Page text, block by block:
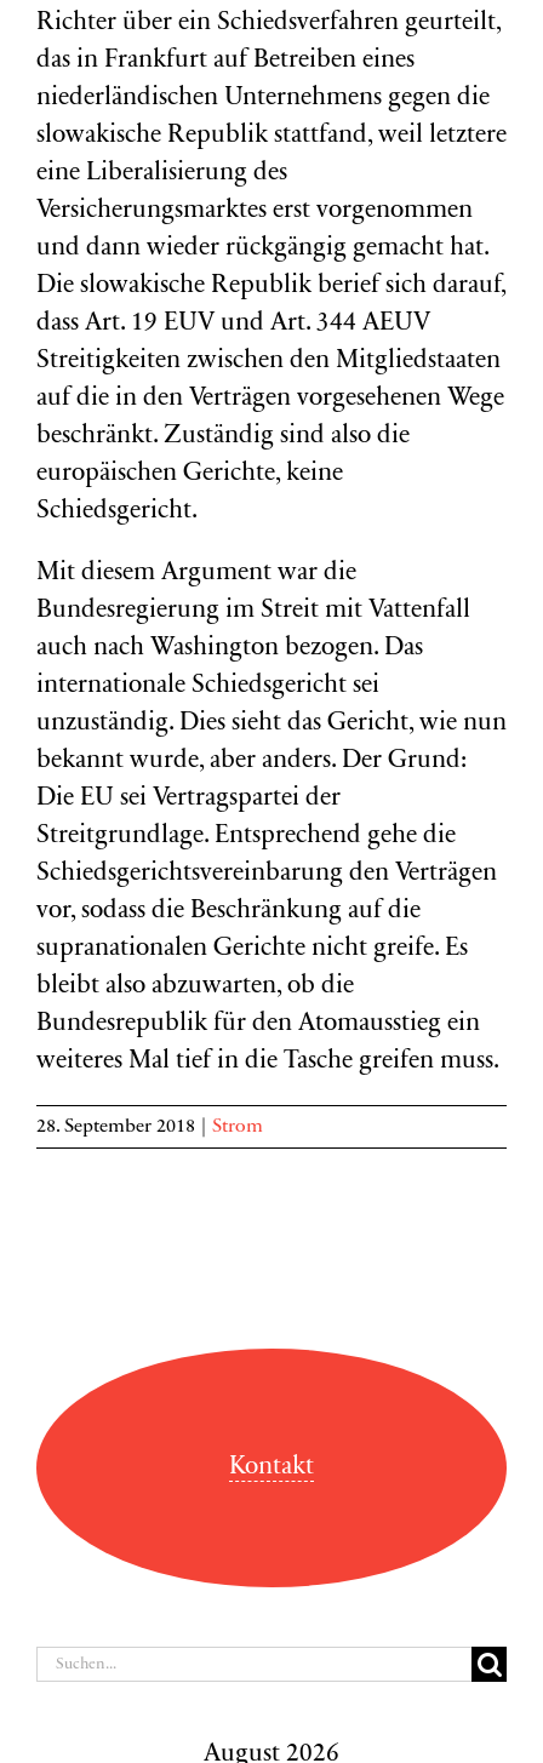
Richter über ein Schiedsverfahren geurteilt,
das in Frankfurt auf Betreiben eines
niederländischen Unternehmens gegen die
slowakische Republik stattfand, weil letztere
eine Liberalisierung des
Versicherungsmarktes erst vorgenommen
und dann wieder rückgängig gemacht hat.
Die slowakische Republik berief sich darauf,
dass Art. 19 EUV und Art. 344 AEUV
Streitigkeiten zwischen den Mitgliedstaaten
auf die in den Verträgen vorgesehenen Wege
beschränkt. Zuständig sind also die
europäischen Gerichte, keine
Schiedsgericht.
Mit diesem Argument war die
Bundesregierung im Streit mit Vattenfall
auch nach Washington bezogen. Das
internationale Schiedsgericht sei
unzuständig. Dies sieht das Gericht, wie nun
bekannt wurde, aber anders. Der Grund:
Die EU sei Vertragspartei der
Streitgrundlage. Entsprechend gehe die
Schiedsgerichtsvereinbarung den Verträgen
vor, sodass die Beschränkung auf die
supranationalen Gerichte nicht greife. Es
bleibt also abzuwarten, ob die
Bundesrepublik für den Atomausstieg ein
weiteres Mal tief in die Tasche greifen muss.
28. September 2018 Strom
Kontakt
Suche
August 2026